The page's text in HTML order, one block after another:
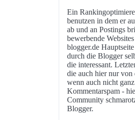
Ein
benutzen in dem er
ab und an Postings
bewerbende
blogger.de
durch die Blogger
die interessant.
die auch hier nur von
wenn auch nicht
Kommentarspam -
Community
Blogger.